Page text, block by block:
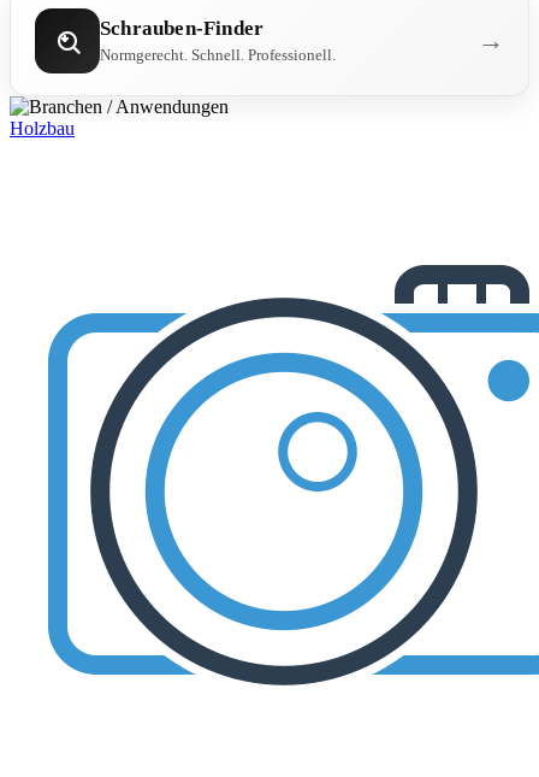
Schrauben-Finder
Normgerecht. Schnell. Professionell. →
Holzbau